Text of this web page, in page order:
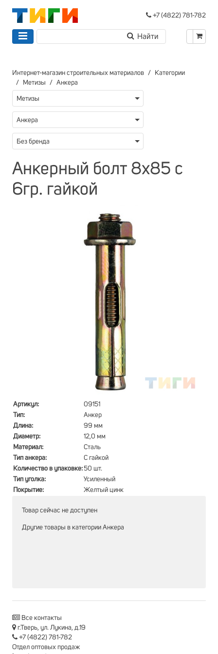
+7 (4822) 781-782
Интернет-магазин строительных материалов
Категории
Метизы
Анкера
Метизы
Анкера
Без бренда
Анкерный болт 8х85 с
6гр. гайкой
Артикул:
09151
Тип:
Анкер
Длина:
99 мм
Диаметр:
12,0 мм
Материал:
Сталь
Тип анкера:
С гайкой
Количество в упаковке:50 шт.
Тип уголка:
Усиленный
Покрытие:
Желтый цинк
Товар сейчас не доступен
Другие товары в категории Анкера
Все контакты
г.Тверь, ул. Лукина, д.19
+7 (4822) 781-782
Отдел оптовых продаж